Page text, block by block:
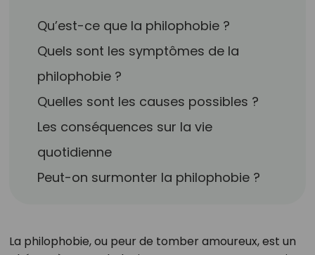
Qu’est-ce que la philophobie ?
Quels sont les symptômes de la
philophobie ?
Quelles sont les causes possibles ?
Les conséquences sur la vie
quotidienne
Peut-on surmonter la philophobie ?
La philophobie, ou peur de tomber amoureux, est un